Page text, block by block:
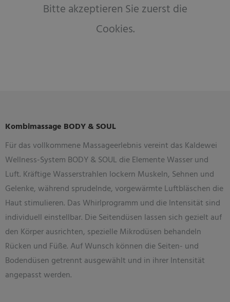
Bitte akzeptieren Sie zuerst die
Cookies.
Kombimassage BODY & SOUL
Für das vollkommene Massageerlebnis vereint das Kaldewei
Wellness-System BODY & SOUL die Elemente Wasser und
Luft. Kräftige Wasserstrahlen lockern Muskeln, Sehnen und
Gelenke, während sprudelnde, vorgewärmte Luftbläschen die
Haut stimulieren. Das Whirlprogramm und die Intensität sind
individuell einstellbar. Die Seitendüsen lassen sich gezielt auf
den Körper ausrichten, spezielle Mikrodüsen behandeln
Rücken und Füße. AufWunsch können die Seiten- und
Bodendüsen getrennt ausgewählt und in ihrer Intensität
angepasst werden.